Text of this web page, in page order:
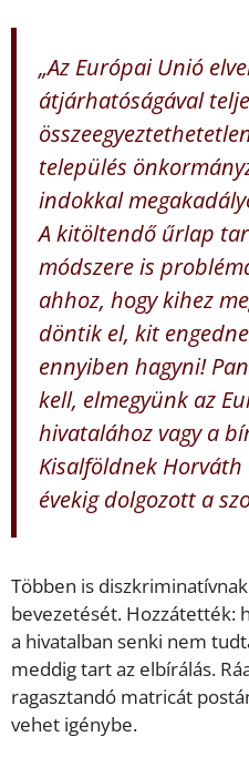
„Az Európai Unió
átjárhatóságával
település
indokkal
A kitöltendő űrlap
módszere is
ahhoz, hogy kihez
döntik el, kit
ennyiben hagyni!
kell, elmegyünk az
hivatalához vagy a
Kisalföldnek
évekig dolgozott a
Többen is
bevezetését. Hozzátették:
a hivatalban senki nem
meddig tart az elbírálás.
ragasztandó matricát
vehet igénybe.